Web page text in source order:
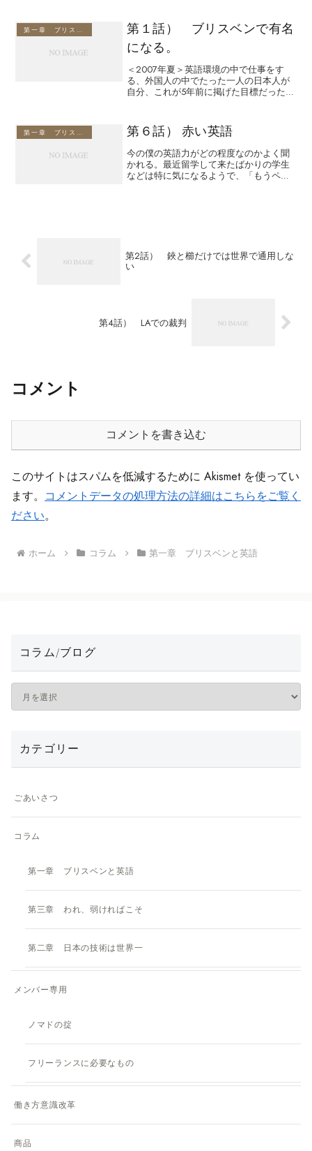
語が全然わからない、話かけてくれるの
だけど、もう100％分か...
第一章 ブリスベンと英語
第１話） ブリスベンで有名
になる。
＜2007年夏＞英語環境の中で仕事をす
る、外国人の中でたった一人の日本人が
自分、これが5年前に掲げた目標だった。
いる。南アフリカ生まれでイギリス育ち
のポールはサロンのオ...
第一章 ブリスベンと英語 第６話） 赤い英語
今の僕の英語力がどの程度なのかよく聞
かれる。最近留学して来たばかりの学生
などは特に気になるようで、「もうペラ
第2話） 鋏と櫛だけでは世界で通用しな
い
第4話） LAでの裁判
コメント
コメントを書き込む
このサイトはスパムを低減するために Akismet を使ってい
ます。 コメントデータの処理方法の詳細はこちらをご覧く
ださい。
ホーム コラム 第一章 ブリスベンと英語
コラム/ブログ
カテゴリー
ごあいさつ
コラム
第一章 ブリスベンと英語
第三章 われ、弱ければこそ
第二章 日本の技術は世界一
メンバー専用
ノマドの掟
フリーランスに必要なもの
働き方意識改革
商品